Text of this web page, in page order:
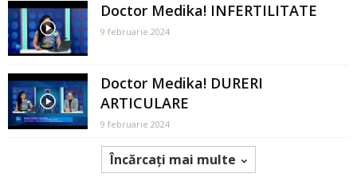
Doctor Medika! INFERTILITATE
9 februarie 2024
Doctor Medika! DURERI
ARTICULARE
9 februarie 2024
Încărcați mai multe